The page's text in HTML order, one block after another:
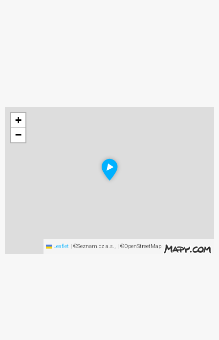
+
−
Leaflet | ©Seznam.cz a.s., | ©OpenStreetMap